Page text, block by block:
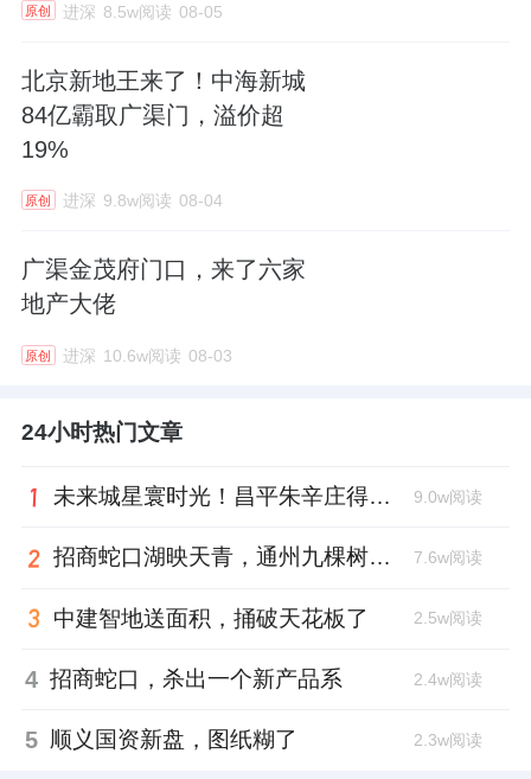
原创 进深 8.5w阅读 08-05
北京新地王来了！中海新城
84亿霸取广渠门，溢价超
19%
原创 进深 9.8w阅读 08-04
广渠金茂府门口，来了六家
地产大佬
原创 进深 10.6w阅读 08-03
24小时热门文章
未来城星寰时光！昌平朱辛庄得房率天花板 9.0w阅读
招商蛇口湖映天青，通州九棵树首座宋韵新盘亮相 7.6w阅读
中建智地送面积，捅破天花板了 2.5w阅读
4 招商蛇口，杀出一个新产品系 2.4w阅读
5 顺义国资新盘，图纸糊了 2.3w阅读